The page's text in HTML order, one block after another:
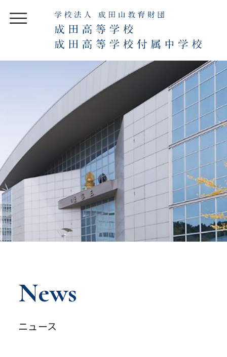
News
ニュース